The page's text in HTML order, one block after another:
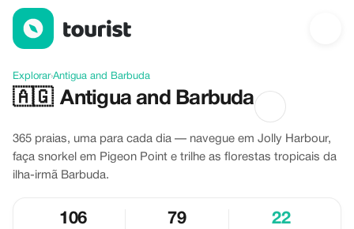
Descubra Antigua and Barbuda
Explorar›Antigua and Barbuda
🇦🇬 Antigua and Barbuda
365 praias, uma para cada dia — navegue em Jolly Harbour,
faça snorkel em Pigeon Point e trilhe as florestas tropicais da
ilha-irmã Barbuda.
106 79 22